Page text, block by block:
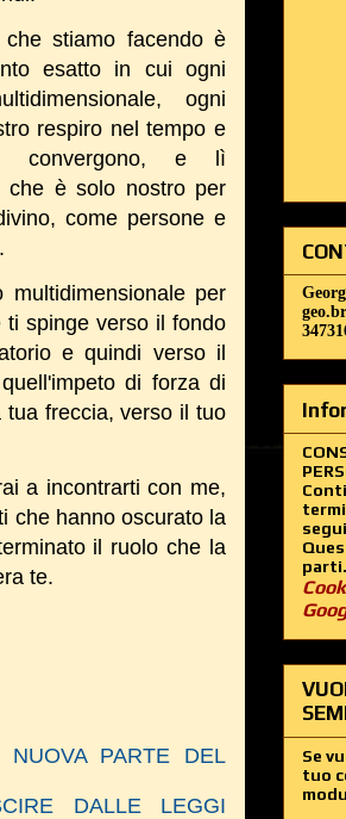
stiamo facendo è
esatto in cui ogni
ogni
respiro nel tempo e
convergono, e lì
che è solo nostro per
come persone e
per
spinge verso il fondo
e quindi verso il
di forza di
freccia, verso il tuo
a incontrarti con me,
che hanno oscurato la
il ruolo che la
te.
PARTE DEL
DALLE LEGGI
Se
tuo